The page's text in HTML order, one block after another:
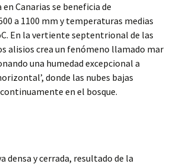
Canarias se beneficia de
a 1100 mm y temperaturas medias
En la vertiente septentrional de las
alisios crea un fenómeno llamado mar
una humedad excepcional a
donde las nubes bajas
en el bosque.
densa y cerrada, resultado de la